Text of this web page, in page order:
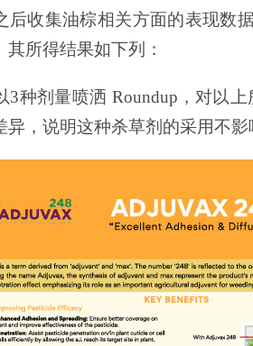
后收集油棕相关方面的表现数
其所得结果如下列：
3种剂量喷洒 Roundup，对以
异，说明这种杀草剂的采用不影